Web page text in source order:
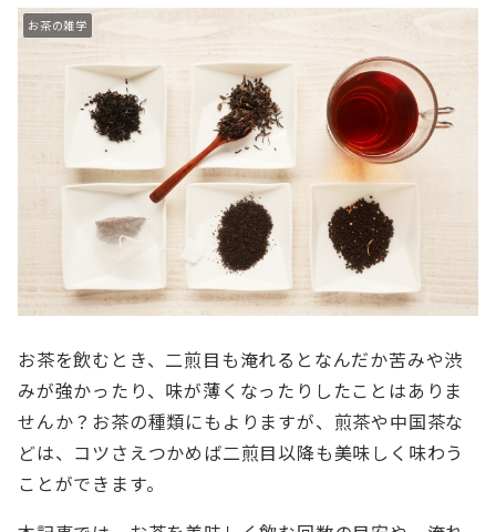
お茶の雑学
お茶を飲むとき、二煎目も淹れるとなんだか苦みや渋
みが強かったり、味が薄くなったりしたことはありま
せんか？お茶の種類にもよりますが、煎茶や中国茶な
どは、コツさえつかめば二煎目以降も美味しく味わう
ことができます。